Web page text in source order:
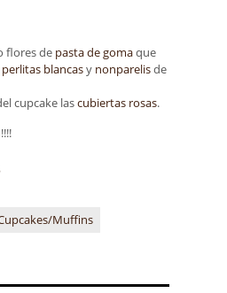
flores de pasta de gomaque
perlitas blancasy nonparelisde
cupcake lascubiertas rosas.
Muffins